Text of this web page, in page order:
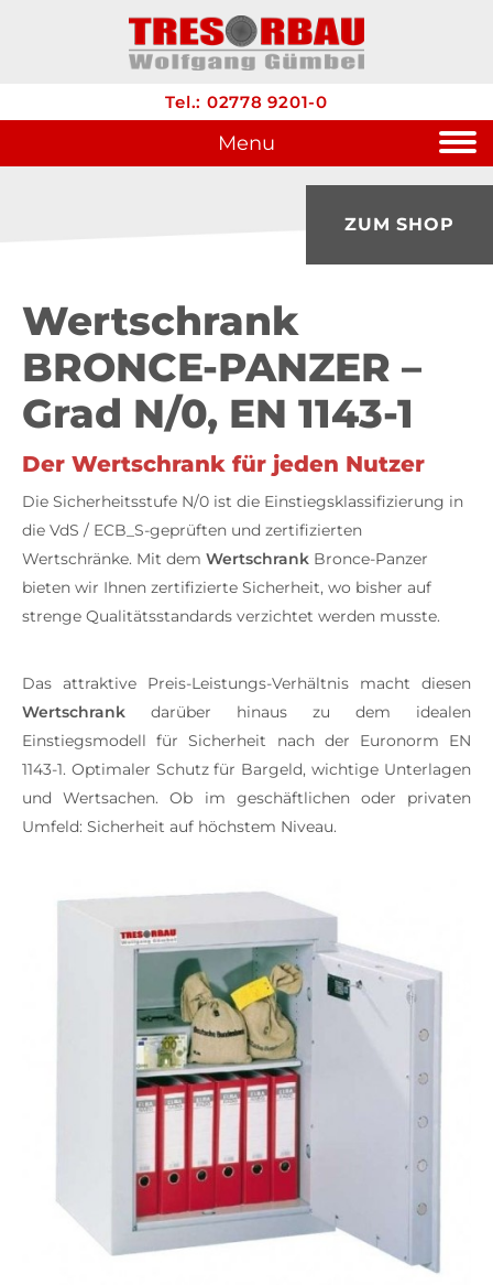
ZUM SHOP
Tel.: 02778 9201-0
Menu
Wertschrank
BRONCE-PANZER –
Grad N/0, EN 1143-1
Der Wertschrank für jeden Nutzer
Die Sicherheitsstufe N/0 ist die Einstiegsklassifizierung in
die VdS / ECB_S-geprüften und zertifizierten
Wertschränke. Mit dem Wertschrank Bronce-Panzer
bieten wir Ihnen zertifizierte Sicherheit, wo bisher auf
strenge Qualitätsstandards verzichtet werden musste.
Das attraktive Preis-Leistungs-Verhältnis macht diesen
Wertschrank darüber hinaus zu dem idealen
Einstiegsmodell für Sicherheit nach der Euronorm EN
1143-1. Optimaler Schutz für Bargeld, wichtige Unterlagen
und Wertsachen. Ob im geschäftlichen oder privaten
Umfeld: Sicherheit auf höchstem Niveau.